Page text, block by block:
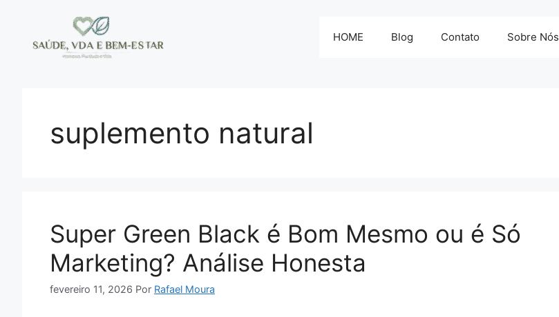
HOME Blog Contato Sobre Nós
suplemento natural
Super Green Black é Bom Mesmo ou é Só
Marketing? Análise Honesta
fevereiro 11, 2026 Por Rafael Moura